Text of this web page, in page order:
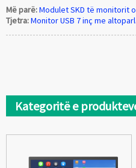
Më parë:Modulet SKD të monitorit
Tjetra:Monitor USB 7 inç me
Kategoritë e